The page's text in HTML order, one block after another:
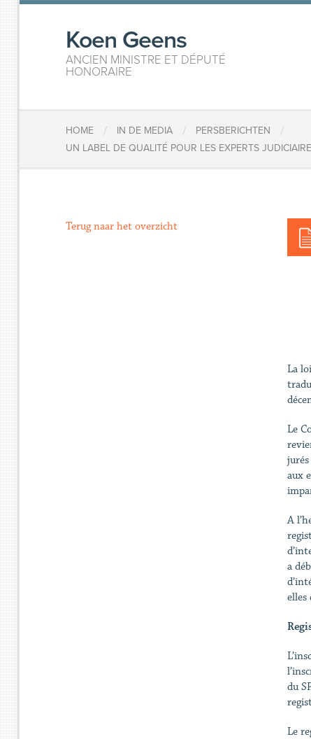
Koen Geens
ANCIEN MINISTRE ET DÉPUTÉ
HONORAIRE
HOME / IN DE MEDIA / PERSBERICHTEN /
UN LABEL DE QUALITÉ POUR LES EXPERTS
La
Le
aux
A
a
elles
du
Le
Terug naar het overzicht